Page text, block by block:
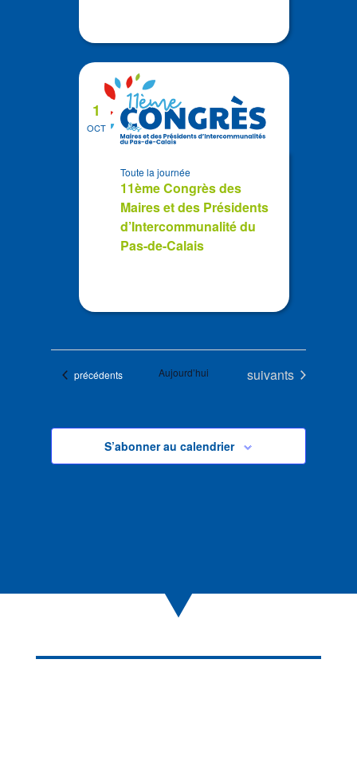
OCT
1
11ème Congrès des
Maires et des Présidents
d’Intercommunalité du
Pas-de-Calais
Toute la journée
Évènements
précédents Aujourd’hui Évènements
suivants
S’abonner au calendrier